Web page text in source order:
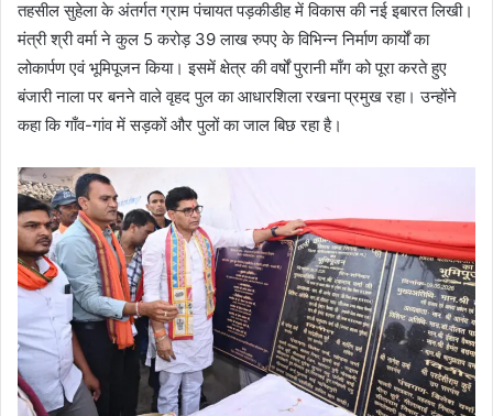
तहसील सुहेला के अंतर्गत ग्राम पंचायत पड़कीडीह में विकास की नई इबारत लिखी।
मंत्री श्री वर्मा ने कुल 5 करोड़ 39 लाख रुपए के विभिन्न निर्माण कार्यों का
लोकार्पण एवं भूमिपूजन किया। इसमें क्षेत्र की वर्षों पुरानी माँग को पूरा करते हुए
बंजारी नाला पर बनने वाले वृहद पुल का आधारशिला रखना प्रमुख रहा। उन्होंने
कहा कि गाँव-गांव में सड़कों और पुलों का जाल बिछ रहा है।